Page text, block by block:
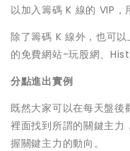
以加入籌碼 K 線的 VIP，
除了籌碼 K 線外，也可
的免費網站-玩股網、
分點進出實例
既然大家可以在每天盤
裡面找到所謂的關鍵主力
握關鍵主力的動向。